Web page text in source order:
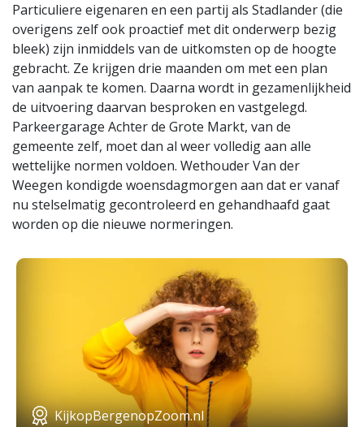
Particuliere eigenaren en een partij als Stadlander (die
overigens zelf ook proactief met dit onderwerp bezig
bleek) zijn inmiddels van de uitkomsten op de hoogte
gebracht. Ze krijgen drie maanden om met een plan
van aanpak te komen. Daarna wordt in gezamenlijkheid
de uitvoering daarvan besproken en vastgelegd.
Parkeergarage Achter de Grote Markt, van de
gemeente zelf, moet dan al weer volledig aan alle
wettelijke normen voldoen. Wethouder Van der
Weegen kondigde woensdagmorgen aan dat er vanaf
nu stelselmatig gecontroleerd en gehandhaafd gaat
worden op die nieuwe normeringen.
KijkopBergenopZoom.nl